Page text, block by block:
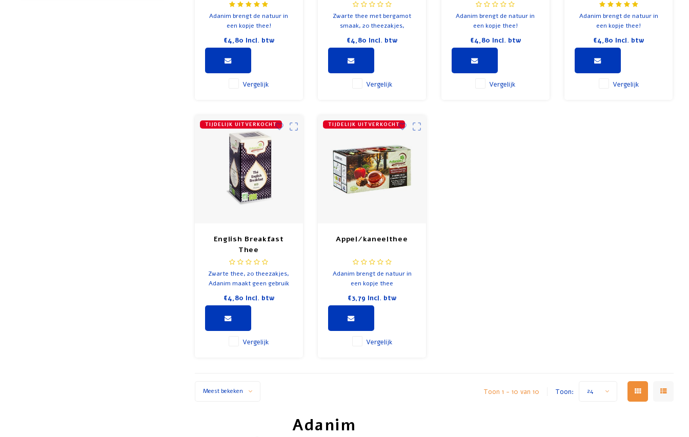
Adanim brengt de natuur in
een kopje thee!
€4,80 Incl. btw
Vergelijk
Zwarte thee met bergamot
smaak, 20 theezakjes,
van chemische
kunstmest, waardoor de geur
en smaak optimaal is.
€4,80 Incl. btw
Vergelijk
Adanim brengt de natuur in
een kopje thee!
€4,80 Incl. btw
Vergelijk
Adanim brengt de natuur in
een kopje thee!
€4,80 Incl. btw
Vergelijk
TIJDELIJK UITVERKOCHT
English Breakfast
Thee
Zwarte thee, 20 theezakjes,
Adanim maakt geen gebruik
bestrijdingsmiddelen of
en smaak optimaal is.
€4,80 Incl. btw
Vergelijk
TIJDELIJK UITVERKOCHT
Appel/kaneelthee
Adanim brengt de natuur in
een kopje thee
€3,79 Incl. btw
Vergelijk
Meest bekeken Toon 1 - 10 van 10 Toon: 24
Adanim